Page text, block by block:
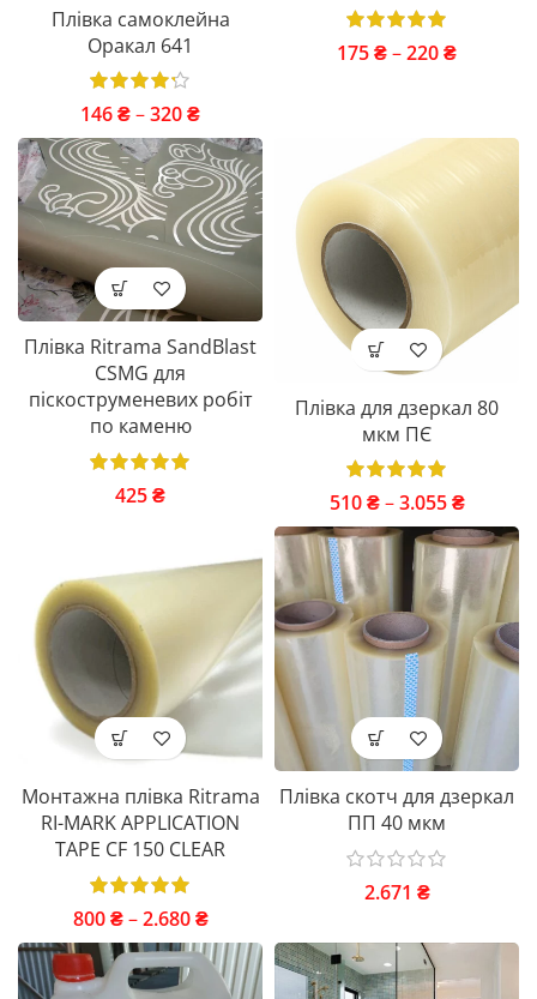
Плівка самоклейна
Оракал 641
146₴–320₴
175₴–220₴
Плівка Ritrama SandBlast
CSMG для
піскоструменевих робіт
по каменю
425₴
Плівка для дзеркал 80
мкм ПЄ
510₴ – 3.055₴
Монтажна плівка Ritrama
RI-MARK APPLICATION
TAPE CF 150 CLEAR
800₴ – 2.680₴
Плівка скотч для дзеркал
ПП 40 мкм
2.671 ₴